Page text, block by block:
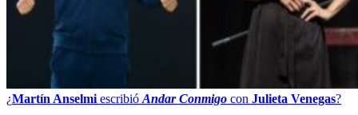
¿Martín Anselmi escribió Andar Conmigo con Julieta Venegas?